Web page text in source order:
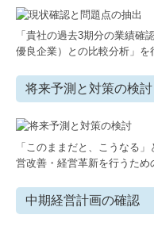
開業・会社設立
確定申告・その他
相続のご相談
(株)福岡マネジメントサー
戦略MG製造業版
戦略MG歯科医院版
「貴社の過去3期分の業績確
優良企業）との比較分析」を
将来予測と対策の検討
「このままだと、こうなる
営改善・経営革新を行うため
中期経営計画の確認